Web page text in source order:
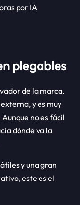
por IA
plegables
de la marca.
y es muy
no es fácil
dónde va la
y una gran
este es el